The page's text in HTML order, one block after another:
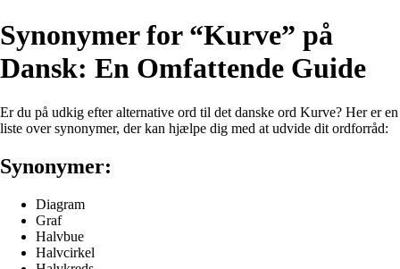
Synonymer for “Kurve” på
Dansk: En Omfattende Guide
Er du på udkig efter alternative ord til det danske ord Kurve? Her er en
liste over synonymer, der kan hjælpe dig med at udvide dit ordforråd:
Synonymer:
Diagram
Graf
Halvbue
Halvcirkel